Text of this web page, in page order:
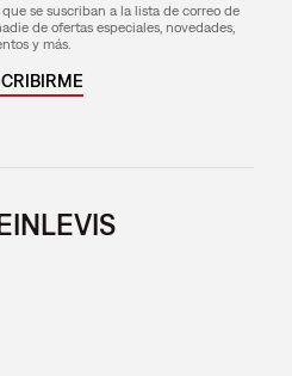
se suscriban a la lista de correo de
de ofertas especiales, novedades,
y más.